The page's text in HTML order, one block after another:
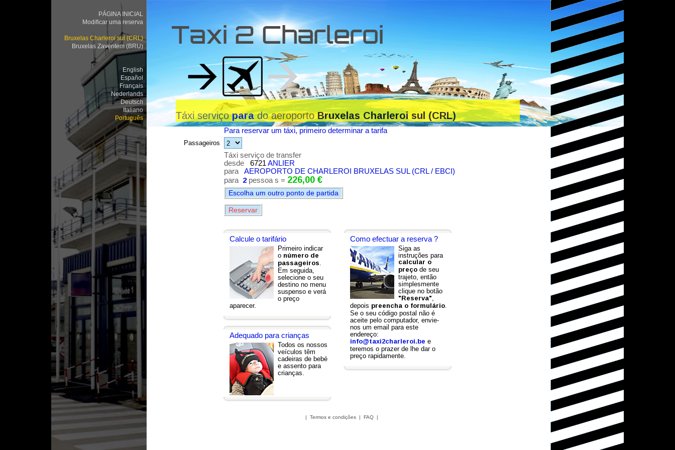
PÁGINA INICIAL
Modificar uma reserva
Bruxelas Charleroi sul (CRL)
Bruxelas Zaventem (BRU)
English
Español
Français
Nederlands
Deutsch
Italiano
Português
Taxi 2 Charleroi
Táxi serviçoparado aeroportoBruxelas Charleroi sul (CRL)
Para reservar um táxi, primeiro determinar a tarifa
Passageiros
Táxi serviço de transfer
desde 6721 ANLIER
para
AEROPORTO DE CHARLEROI BRUXELAS SUL (CRL / EBCI)
para 2 pessoa s = 226,00 €
Calcule o tarifário
Primeiro indicar
o número de
passageiros
Em seguida,
selecione o seu
destino no menu
suspenso e verá
o preço
aparecer.
Adequado para crianças
Todos os nossos
veículos têm
cadeiras de bebé
e assento para
crianças.
Como efectuar a reserva ?
Siga as
instruções para
calcular o
preço de seu
trajeto, então
simplesmente
clique no botão
"Reserva"
depois preencha o formulário
Se o seu código postal não é
aceite pelo computador, envie-
nos um email para este
endereço:
info@taxi2charleroi.be e
teremos o prazer de lhe dar o
preço rapidamente.
| Termos e condições| FAQ|